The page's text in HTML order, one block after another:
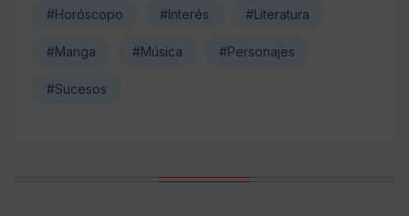
#Horóscopo #Interés #Literatura
#Manga #Música #Personajes
#Sucesos